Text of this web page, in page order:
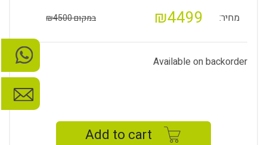
מחיר: ₪4499 במקום ₪4500
Available on backorder
Add to cart